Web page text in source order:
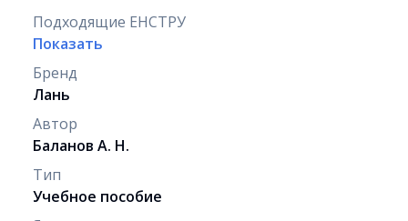
Подходящие ЕНСТРУ
Показать
Бренд
Лань
Автор
Баланов А. Н.
Тип
Учебное пособие